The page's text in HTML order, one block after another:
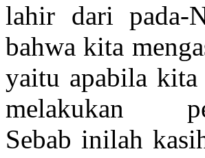
lahir dari pada-
bahwa kita
yaitu apabila
melakukan
Sebab inilah